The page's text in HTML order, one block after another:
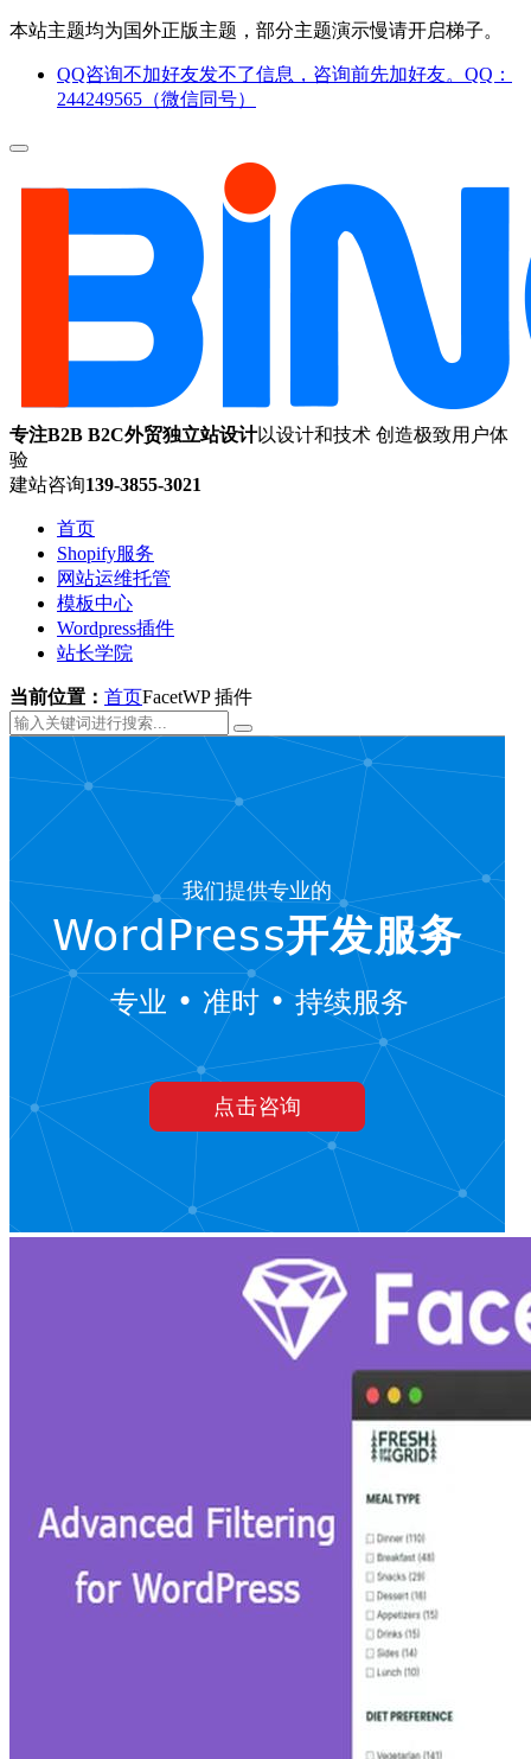
本站主题均为国外正版主题，部分主题演示慢请开启梯子。
QQ咨询不加好友发不了信息，咨询前先加好友。QQ：
244249565（微信同号）
专注B2B B2C外贸独立站设计以设计和技术 创造极致用户体
验
建站咨询139-3855-3021
首页
Shopify服务
网站运维托管
模板中心
Wordpress插件
站长学院
当前位置： 首页FacetWP 插件